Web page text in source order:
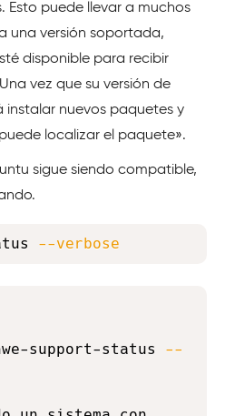
Esto puede llevar a muchos
una versión soportada,
disponible para recibir
vez que su versión de
instalar nuevos paquetes y
localizar el paquete».
sigue siendo compatible,
--verbose
support-status --